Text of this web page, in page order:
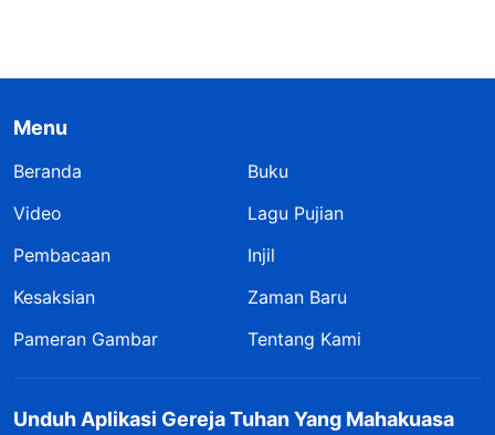
Menu
Beranda
Buku
Video
Lagu Pujian
Pembacaan
Injil
Kesaksian
Zaman Baru
Pameran Gambar
Tentang Kami
Unduh Aplikasi Gereja Tuhan Yang Mahakuasa